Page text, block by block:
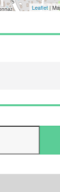
Leaflet|